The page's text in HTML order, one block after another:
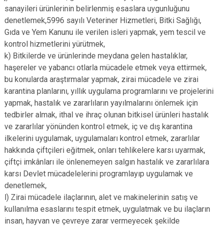
sanayileri ürünlerinin belirlenmiş esaslara uygunluğunu
denetlemek,5996 sayılı Veteriner Hizmetleri, Bitki Sağlığı,
Gıda ve Yem Kanunu ile verilen isleri yapmak, yem tescil ve
kontrol hizmetlerini yürütmek,
k) Bitkilerde ve ürünlerinde meydana gelen hastalıklar,
haşereler ve yabancı otlarla mücadele etmek veya ettirmek,
bu konularda araştırmalar yapmak, zirai mücadele ve zirai
karantina planlarını, yıllık uygulama programlarını ve projelerini
yapmak, hastalık ve zararlıların yayılmalarını önlemek için
tedbirler almak, ithal ve ihraç olunan bitkisel ürünleri hastalık
ve zararlılar yönünden kontrol etmek, iç ve dış karantina
ilkelerini uygulamak, uygulamaları kontrol etmek, zararlılar
hakkında çiftçileri eğitmek, onları tehlikelere karsı uyarmak,
çiftçi imkânları ile önlenemeyen salgın hastalık ve zararlılara
karsı Devlet mücadelelerini programlayıp uygulamak ve
denetlemek,
l) Zirai mücadele ilaçlarının, alet ve makinelerinin satış ve
kullanılma esaslarını tespit etmek, uygulatmak ve bu ilaçların
insan, hayvan ve çevreye zarar vermeyecek şekilde